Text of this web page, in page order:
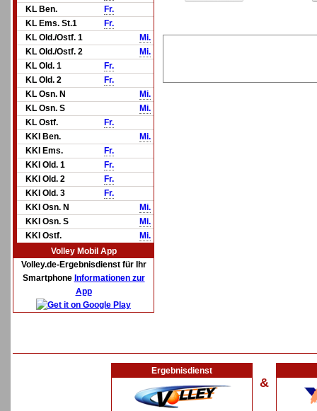
KL Ben.
Fr.
KL Ems. St.1
Fr.
KL Old./Ostf. 1
Mi.
KL Old./Ostf. 2
Mi.
KL Old. 1
Fr.
KL Old. 2
Fr.
KL Osn. N
Mi.
KL Osn. S
Mi.
KL Ostf.
Fr.
KKl Ben.
Mi.
KKl Ems.
Fr.
KKl Old. 1
Fr.
KKl Old. 2
Fr.
KKl Old. 3
Fr.
KKl Osn. N
Mi.
KKl Osn. S
Mi.
KKl Ostf.
Mi.
Volley Mobil App
Volley.de-Ergebnisdienst für Ihr
Smartphone Informationen zur
App
Ergebnisdienst
&